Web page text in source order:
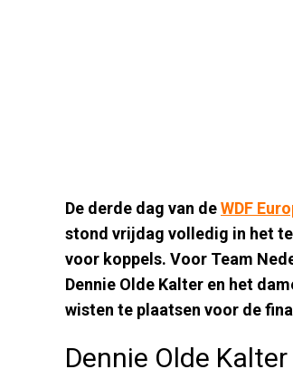
De derde dag van deWDF
stond vrijdag volledig in het
voor koppels. Voor Team
Dennie Olde Kalter en het
wisten te plaatsen voor de
Dennie Olde